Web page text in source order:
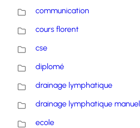
communication
cours florent
cse
diplomé
drainage lymphatique
drainage lymphatique manuel
ecole